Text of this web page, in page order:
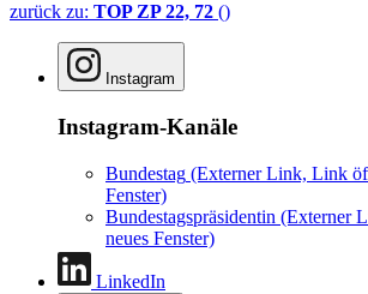
zurück zu: TOP ZP 22, 72 ()
Instagram
Instagram-Kanäle
Bundestag (Externer Link, Link
Fenster)
Bundestagspräsidentin (Externer
neues Fenster)
LinkedIn